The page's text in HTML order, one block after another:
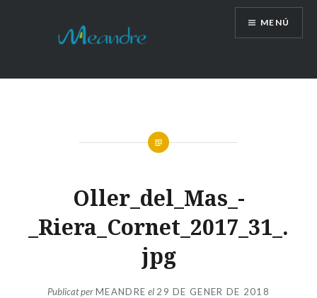
MENÚ
Oller_del_Mas_-
_Riera_Cornet_2017_31_.
jpg
Publicat perMEANDRE el 29 DE GENER DE 2018